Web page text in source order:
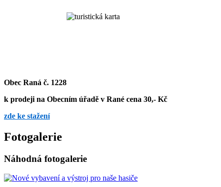
Obec Raná č. 1228
k prodeji na Obecním úřadě v Rané cena 30,- Kč
zde ke stažení
Fotogalerie
Náhodná fotogalerie